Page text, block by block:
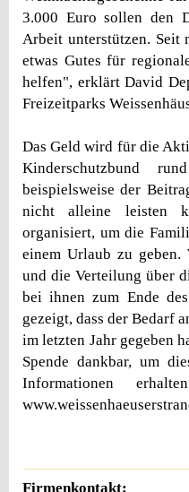
3.000 Euro sollen den
Arbeit unterstützen. Seit
etwas Gutes für
helfen", erklärt David
Freizeitparks
Das Geld wird für die
Kinderschutzbund
beispielsweise der
nicht alleine leisten
organisiert, um die
einem Urlaub zu geben.
und die Verteilung über
bei ihnen zum Ende
gezeigt, dass der Bedarf
im letzten Jahr gegeben
Spende dankbar, um
Informationen
Firmenkontakt: